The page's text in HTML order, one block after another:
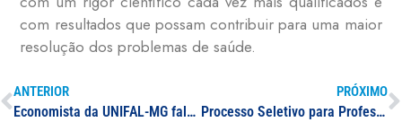
com resultados que possam contribuir para uma maior
resolução dos problemas de saúde.
ANTERIOR
Economista da UNIFAL-MG fala do impacto do auxílio emergencial na economia em reportagem da TV Princesa
PRÓXIMO
Processo Seletivo para Professor(a) Substituto(a) na área de Direito, Biotecnologia, Ciências Biológicas e Filosofia